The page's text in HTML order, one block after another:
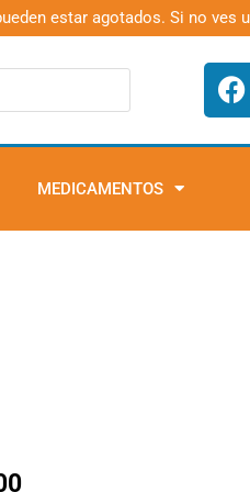
estar agotados. Si no ves
F
a
e
o
MEDICAMENTOS
Rango